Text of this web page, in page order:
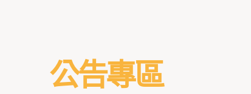
公告專區